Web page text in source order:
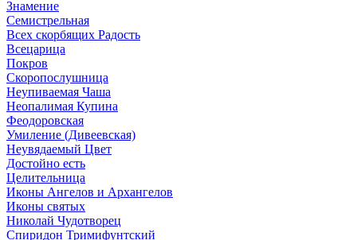
Знамение
Семистрельная
Всех скорбящих Радость
Всецарица
Покров
Скоропослушница
Неупиваемая Чаша
Неопалимая Купина
Феодоровская
Умиление (Дивеевская)
Неувядаемый Цвет
Достойно есть
Целительница
Иконы Ангелов и Архангелов
Иконы святых
Николай Чудотворец
Спиридон Тримифунтский